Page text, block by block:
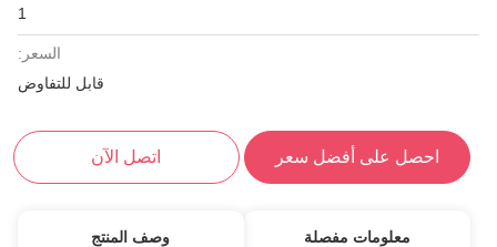
السعر:
قابل للتفاوض
احصل على أفضل سعر اتصل الآن
معلومات مفصلة وصف المنتج